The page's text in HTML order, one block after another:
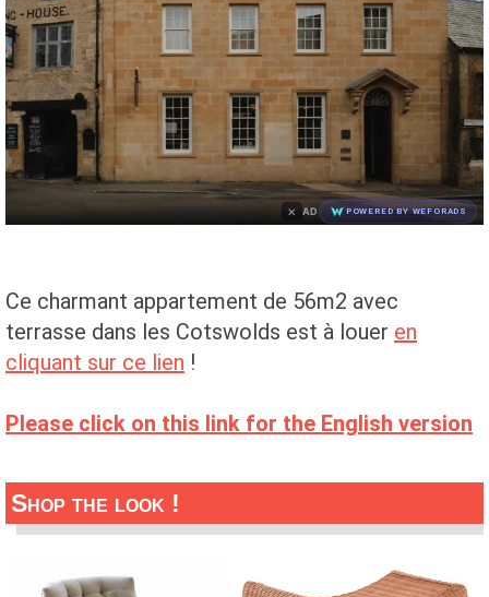
× AD POWERED BY WEFORADS
Ce charmant appartement de 56m2 avec
terrasse dans les Cotswolds est à louer en
cliquant sur ce lien !
Please click on this link for the English version
Shop the look !